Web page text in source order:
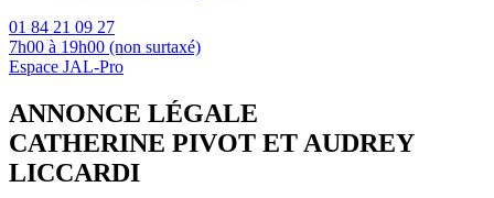
01 84 21 09 27
7h00 à 19h00 (non surtaxé)
Espace JAL-Pro
ANNONCE LÉGALE
CATHERINE PIVOT ET AUDREY
LICCARDI